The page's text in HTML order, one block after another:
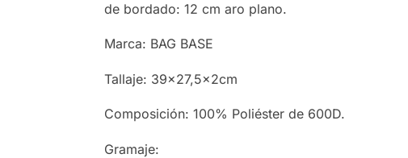
de bordado: 12 cm aro plano.
Marca: BAG BASE
Tallaje: 39×27,5x2cm
Composición: 100% Poliéster de 600D.
Gramaje: